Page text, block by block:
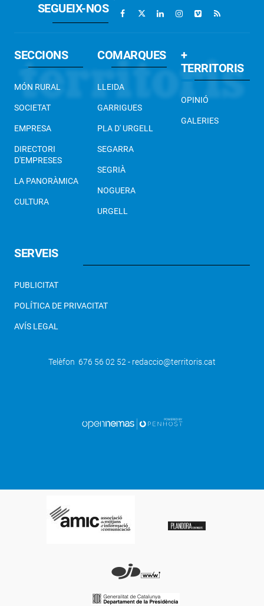
L''Embarrat' 2022 s'inspira en la poesia
visual i concreta de Viladot
SEGUEIX-NOS
SECCIONS
MÓN RURAL
SOCIETAT
EMPRESA
DIRECTORI
D'EMPRESES
LA PANORÀMICA
CULTURA
COMARQUES
LLEIDA
GARRIGUES
PLA D' URGELL
SEGARRA
SEGRIÀ
NOGUERA
URGELL
+
TERRITORIS
OPINIÓ
GALERIES
SERVEIS
PUBLICITAT
POLÍTICA DE PRIVACITAT
AVÍS LEGAL
Telèfon 676 56 02 52 - redaccio@territoris.cat